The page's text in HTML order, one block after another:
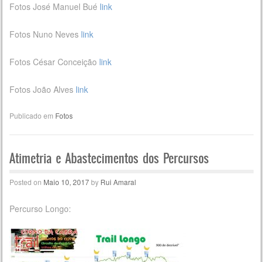
Fotos José Manuel Bué link
Fotos Nuno Neveslink
Fotos César Conceição link
Fotos João Alveslink
Publicado em Fotos
Atimetria e Abastecimentos dos Percursos
Posted on Maio 10, 2017by Rui Amaral
Percurso Longo: